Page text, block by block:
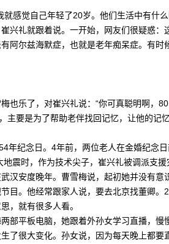
觉自己年轻了20岁。他们生活中有什么
礼就跟着说。一开始，网友们很疑惑：
尔兹海默症，也就是老年痴呆症。有时
乐了，对崔兴礼说：“你可真聪明啊，80
要是为了帮助老伴找回记忆，让他的记
纪念日。4年前，两位老人在金婚纪念日
时，作为技术尖子，崔兴礼被调派支援
汉安度晚年。曹雪梅说，起初她并没有
。他经常跟家人说，要去北京找董卿。
，就有很多人看。
平板电脑，她跟着外孙女学习直播，慢
很大变化。孙女说，因为每天晚上都要